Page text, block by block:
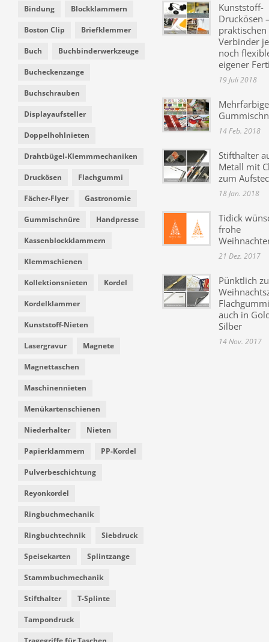
Bindung Blockklammern
Boston Clip Briefklemmer
Buch Buchbinderwerkzeuge
Bucheckenzange
Buchschrauben
Displayaufsteller
Doppelhohlnieten
Drahtbügel-Klemmmechaniken
Druckösen Flachgummi
Fächer-Flyer Gastronomie
Gummischnüre Handpresse
Kassenblockklammern
Klemmschienen
Kollektionsnieten Kordel
Kordelklammer
Kunststoff-Nieten
Lasergravur Magnete
Magnettaschen
Maschinennieten
Menükartenschienen
Niederhalter Nieten
Papierklammern PP-Kordel
Pulverbeschichtung
Reyonkordel
Ringbuchmechanik
Ringbuchtechnik Siebdruck
Speisekarten Splintzange
Stammbuchmechanik
Stifthalter T-Splinte
Tampondruck
Kunststoff-
Druckösen
praktischen
Verbinder
noch
eigener
19 Juli 2018
Mehrfarbige
14 Feb. 2018
Stifthalter
Metall mit
zum
18 Jan. 2018
Tidick
frohe
21 Dez. 2017
Pünktlich
auch in
Silber
14 Nov. 2017